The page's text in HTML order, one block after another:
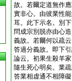
故。若爾定道無作
實非心。由彼業性
耳。此下示名。別
問成宗別脱亦由心
義故。若爾何以疏
答過分義故。即下
論云。初果生殺羊
隨生死心明矣。業
答業相虚通不相障